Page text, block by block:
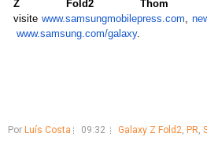
Z Fold2 Thom
visitewww.samsungmobilepress.com,
www.samsung.com/galaxy.
Por Luís Costa 09:32 Galaxy Z Fold2, PR,